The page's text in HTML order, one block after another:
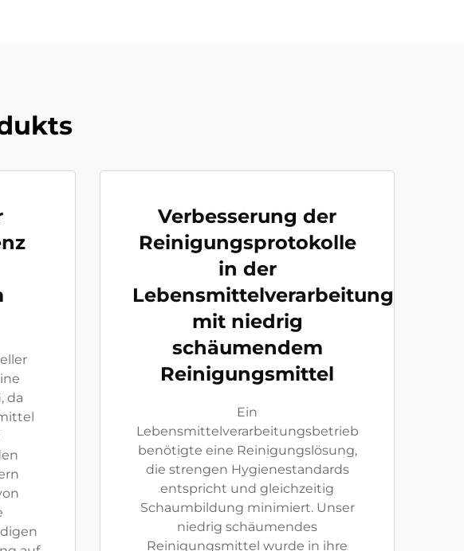
da
Verbesserung der
Reinigungsprotokolle
in der
Lebensmittelverarbeitung
mit niedrig
schäumendem
Reinigungsmittel
Ein
Lebensmittelverarbeitungsbetrieb
benötigte eine Reinigungslösung,
die strengen Hygienestandards
entspricht und gleichzeitig
Schaumbildung minimiert. Unser
niedrig schäumendes
Reinigungsmittel wurde in ihre